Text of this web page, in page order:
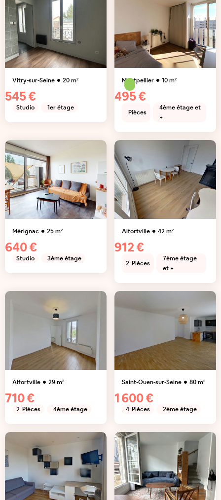
Vitry-sur-Seine 20m²
545 €
Studio 1er étage
Montpellier 10m²
495 €
Pièces
4ème étage et
+
Mérignac 25m²
640 €
Studio 3ème étage
Alfortville 42m²
912 €
2 Pièces
7ème étage
et +
Alfortville 29m²
710 €
2 Pièces 4ème étage
Saint-Ouen-sur-Seine 80m²
1 600 €
4 Pièces 2ème étage